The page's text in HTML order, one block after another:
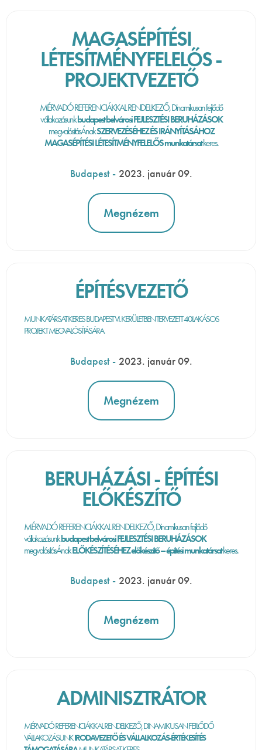
MAGASÉPÍTÉSI
LÉTESÍTMÉNYFELELŐS -
PROJEKTVEZETŐ
MÉRVADÓ REFERENCIÁKKAL RENDELKEZŐ, Dinamikusan fejlődő
vállakozásunkbudapest belvárosi FEJLESZTÉSI BERUHÁZÁSOK
megvalósításÁnakSZERVEZÉSÉHEZ ÉS IRÁNYÍTÁSÁHOZ
MAGASÉPÍTÉSI LÉTESÍTMÉNYFELELŐS munkatársatkeres.
Budapest - 2023. január 09.
Megnézem
ÉPÍTÉSVEZETŐ
MUNKATÁRSAT KERES BUDAPEST VI. KERÜLETBEN TERVEZETT 40LAKÁSOS
PROJEKT MEGVALÓSÍTÁSÁRA.
Budapest - 2023. január 09.
Megnézem
BERUHÁZÁSI - ÉPÍTÉSI
ELŐKÉSZÍTŐ
MÉRVADÓ REFERENCIÁKKAL RENDELKEZŐ, Dinamikusan fejlődő
vállakozásunkbudapest belvárosi FEJLESZTÉSI BERUHÁZÁSOK
megvalósításÁnakELŐKÉSZÍTÉSÉHEZ előkészítő – építési munkatársatkeres.
Budapest - 2023. január 09.
Megnézem
ADMINISZTRÁTOR
MÉRVADÓ REFERENCIÁKKAL RENDELKEZŐ, DINAMIKUSAN FEJLŐDŐ
VÁLLAKOZÁSUNKIRODAVEZETŐ ÉS VÁLLALKOZÁS-ÉRTÉKESÍTÉS